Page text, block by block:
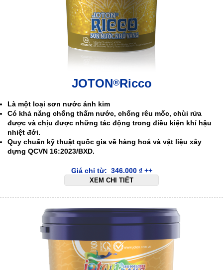
JOTON®Ricco
Là một loại sơn nước ánh kim
Có khả năng chống thấm nước, chống rêu mốc, chùi rửa
được và chịu được những tác động trong điều kiện khí hậu
nhiệt đới.
Quy chuẩn kỹ thuật quốc gia về hàng hoá và vật liệu xây
dựng QCVN 16:2023/BXD.
Giá chỉ từ: 346.000 ₫++
XEM CHI TIẾT